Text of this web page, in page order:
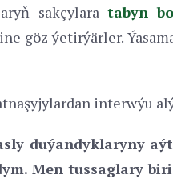
sakçylaratabyn
göz ýetirýärler.
interwýu
duýandyklaryny
Men tussaglary